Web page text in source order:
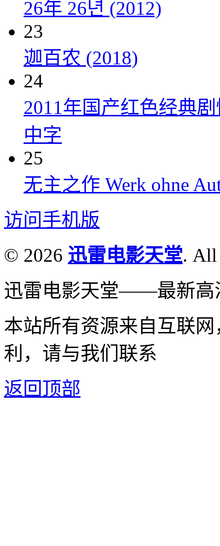
26年 26년 (2012)
23
迦百农 (2018)
24
2011年国产红色经典
中字
25
无主之作 Werk ohne
访问手机版
© 2026 迅雷电影天堂. All
迅雷电影天堂——最新高
本站所有资源来自互联
利，请与我们联系
返回顶部